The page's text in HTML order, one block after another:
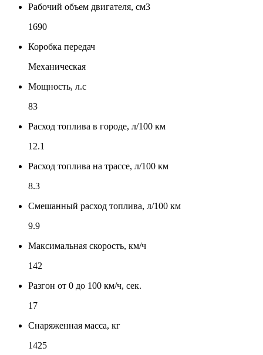
Рабочий объем двигателя, см3
1690
Коробка передач
Механическая
Мощность, л.с
83
Расход топлива в городе, л/100 км
12.1
Расход топлива на трассе, л/100 км
8.3
Смешанный расход топлива, л/100 км
9.9
Максимальная скорость, км/ч
142
Разгон от 0 до 100 км/ч, сек.
17
Снаряженная масса, кг
1425